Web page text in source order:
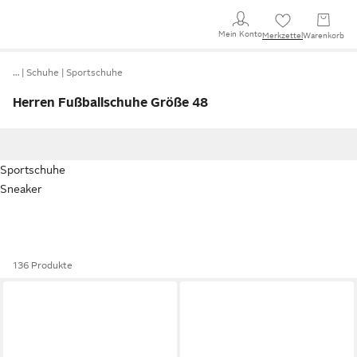
Mein KontoMerkzettel Warenkorb
… Schuhe Sportschuhe
Herren Fußballschuhe Größe 48
Sportschuhe
Sneaker
136 Produkte